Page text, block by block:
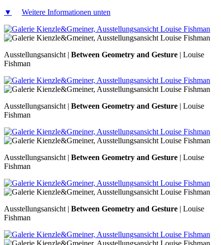
▼
Weitere Informationen unten
Ausstellungsansicht | Between Geometry and Gesture | Louise
Fishman
Ausstellungsansicht | Between Geometry and Gesture | Louise
Fishman
Ausstellungsansicht | Between Geometry and Gesture | Louise
Fishman
Ausstellungsansicht | Between Geometry and Gesture | Louise
Fishman